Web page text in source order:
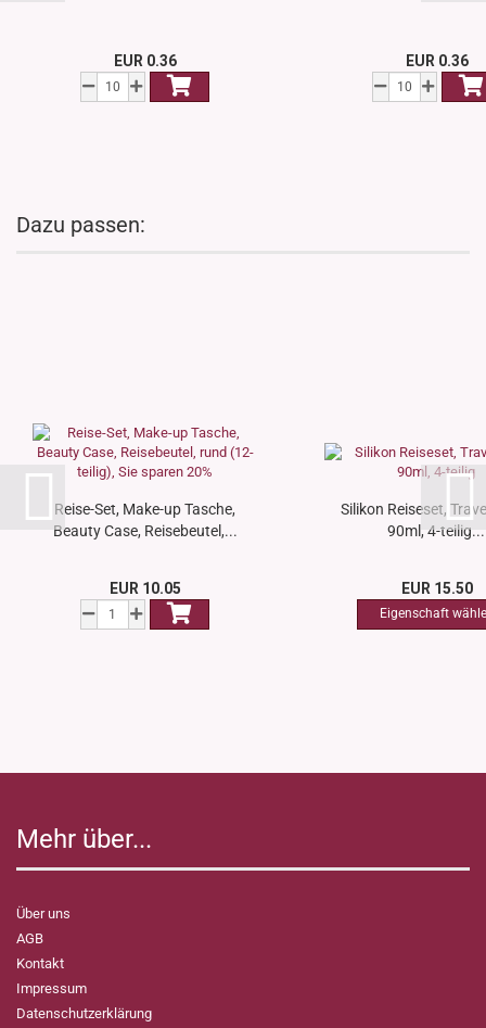
EUR 0.36 EUR 0.36
Dazu passen:
Reise-Set, Make-up Tasche,
Beauty Case, Reisebeutel,...
EUR 10.05
Silikon Reiseset,
90ml, 4-teilig...
EUR 15.50
Mehr über...
Über uns
AGB
Kontakt
Impressum
Datenschutzerklärung